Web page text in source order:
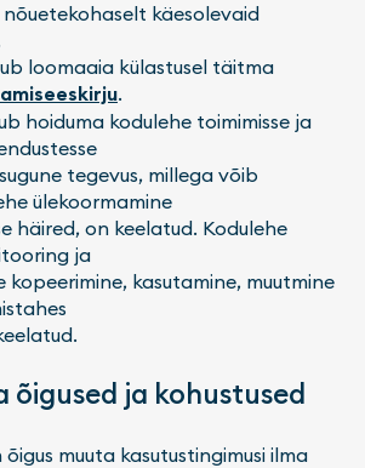
käesolevaid
loomaaia külastusel täitma
.
hoiduma kodulehe toimimisse ja
tegevus, millega võib
ülekoormamine
häired, on keelatud. Kodulehe
ja
kopeerimine, kasutamine, muutmine
õigused ja kohustused
õigus muuta kasutustingimusi ilma